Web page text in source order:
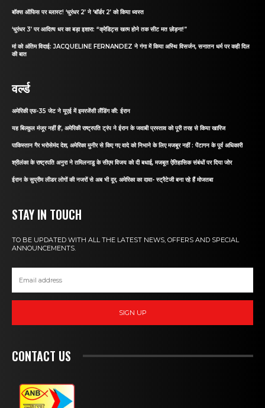
बॉक्स ऑफिस पर ब्लास्ट! ‘धुरंधर 2’ ने ‘बॉर्डर 2’ को किया ध्वस्त
‘धुरंधर 3’ पर आदित्य धर का बड़ा इशारा: “क्रेडिट्स खत्म होने तक सीट मत छोड़ना!”
मां को अंतिम विदाई: JACQUELINE FERNANDEZ ने गंगा में किया अस्थि विसर्जन, सनातन धर्म पर कही दिल
की बात
वर्ल्ड
अमेरिकी एफ-35 जेट ने यूएई में इमरजेंसी लैंडिंग की: ईरान
यह बिल्कुल मंजूर नहीं है’, अमेरिकी राष्ट्रपति ट्रंप ने ईरान के जवाबी प्रस्ताव को पूरी तरह से किया खारिज
पाकिस्तान गैर भरोसेमंद देश, अमेरिका मुनीर से किए गए वादे को निभाने के लिए मजबूर नहीं : पेंटागन के पूर्व अधिकारी
श्रीलंका के राष्ट्रपति अनुरा ने तमिलनाडु के सीएम विजय को दी बधाई, मजबूत ऐतिहासिक संबंधों पर दिया जोर
ईरान के सुप्रीम लीडर लोगों की नजरों से अब भी दूर, अमेरिका का दावा- स्ट्रैटेजी बना रहे हैं मोजतबा
STAY IN TOUCH
TO BE UPDATED WITH ALL THE LATEST NEWS, OFFERS AND SPECIAL
ANNOUNCEMENTS.
SIGN UP
CONTACT US